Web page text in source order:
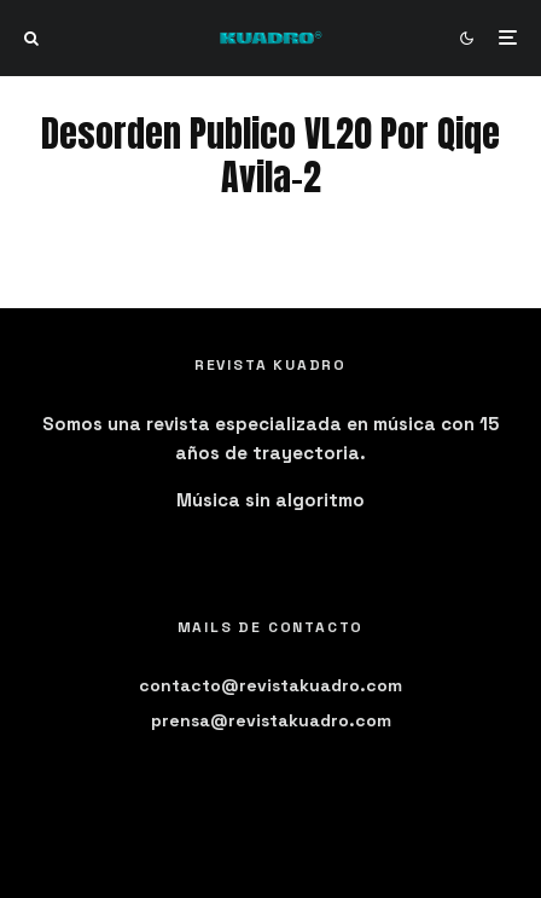
Desorden Publico VL20 Por Qiqe
Avila-2
REVISTA KUADRO
Somos una revista especializada en música con 15
años de trayectoria.
Música sin algoritmo
MAILS DE CONTACTO
contacto@revistakuadro.com
prensa@revistakuadro.com